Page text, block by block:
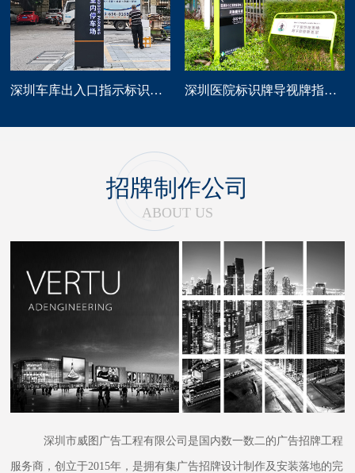
深圳车库出入口指示标识牌制作 深圳医院标识牌导视牌指示路牌设计制作
招牌制作公司
ABOUT US
深圳市威图广告工程有限公司是国内数一数二的广告招牌工程
服务商，创立于2015年，是拥有集广告招牌设计制作及安装落地的完